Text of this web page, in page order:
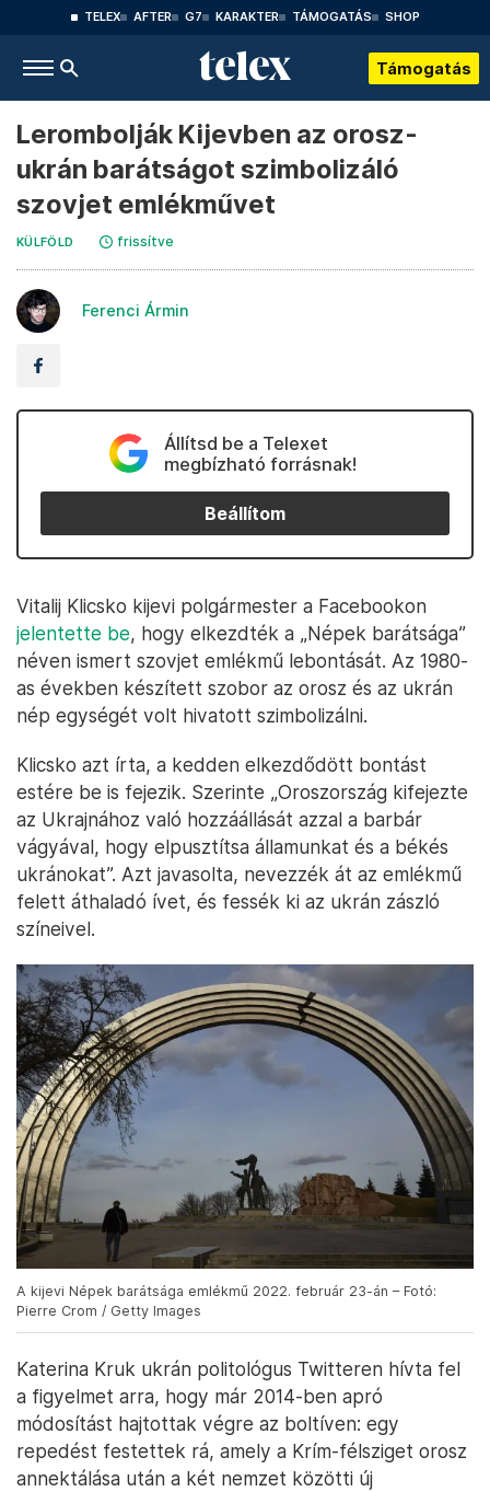
TELEX AFTER G7 KARAKTER TÁMOGATÁS SHOP
Támogatás
Lerombolják Kijevben az orosz-
ukrán barátságot szimbolizáló
szovjet emlékművet
KÜLFÖLD frissítve
Ferenci Ármin
Állítsd be a Telexet
megbízható forrásnak!
Beállítom
Vitalij Klicsko kijevi polgármester a Facebookon
jelentette be, hogy elkezdték a „Népek barátsága”
néven ismert szovjet emlékmű lebontását. Az 1980-
as években készített szobor az orosz és az ukrán
nép egységét volt hivatott szimbolizálni.
Klicsko azt írta, a kedden elkezdődött bontást
estére be is fejezik. Szerinte „Oroszország kifejezte
az Ukrajnához való hozzáállását azzal a barbár
vágyával, hogy elpusztítsa államunkat és a békés
ukránokat”. Azt javasolta, nevezzék át az emlékmű
felett áthaladó ívet, és fessék ki az ukrán zászló
színeivel.
A kijevi Népek barátsága emlékmű 2022. február 23-án – Fotó:
Pierre Crom / Getty Images
Katerina Kruk ukrán politológus Twitteren hívta fel
a figyelmet arra, hogy már 2014-ben apró
módosítást hajtottak végre az boltíven: egy
repedést festettek rá, amely a Krím-félsziget orosz
annektálása után a két nemzet közötti új